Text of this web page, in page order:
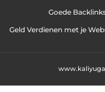
Goede
Geld Verdienen met je